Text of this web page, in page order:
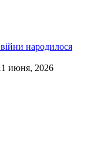
народилося
июня, 2026